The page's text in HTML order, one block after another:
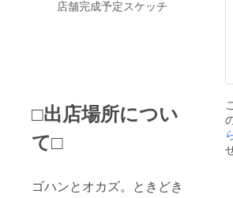
店舗完成予定スケッチ
□出店場所につい
て□
ゴハンとオカズ。ときどき